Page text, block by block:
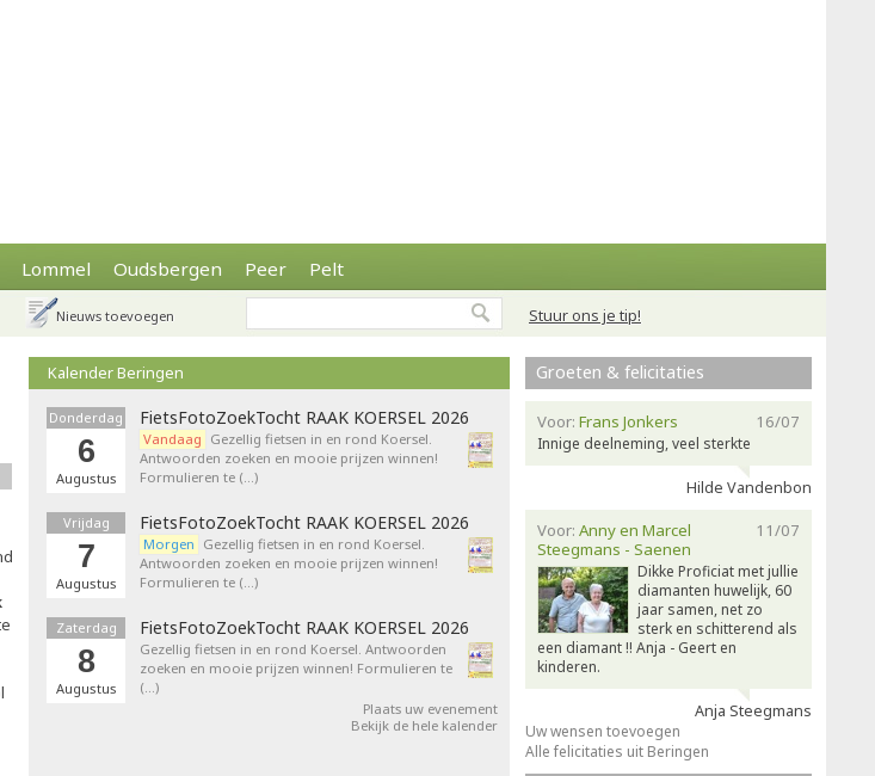
Lommel Oudsbergen Peer Pelt
Stuur ons je tip!
Nieuws toevoegen
Kalender Beringen
Donderdag
6
Augustus
FietsFotoZoekTocht RAAK KOERSEL 2026
Vandaag Gezellig fietsen in en rond Koersel.
Antwoorden zoeken en mooie prijzen winnen!
Formulieren te (…)
Vrijdag
7
Augustus
FietsFotoZoekTocht RAAK KOERSEL 2026
Morgen Gezellig fietsen in en rond Koersel.
Antwoorden zoeken en mooie prijzen winnen!
Formulieren te (…)
Zaterdag
8
Augustus
FietsFotoZoekTocht RAAK KOERSEL 2026
Gezellig fietsen in en rond Koersel. Antwoorden
zoeken en mooie prijzen winnen! Formulieren te
(…)
Plaats uw evenement
Bekijk de hele kalender
Groeten & felicitaties
16/07
Voor: Frans Jonkers
Innige deelneming, veel sterkte
Hilde Vandenbon
11/07
Voor: Anny en Marcel
Steegmans - Saenen
Dikke Proficiat met jullie
diamanten huwelijk, 60
jaar samen, net zo
sterk en schitterend als
een diamant !! Anja - Geert en
kinderen.
Anja Steegmans
Uw wensen toevoegen
Alle felicitaties uit Beringen